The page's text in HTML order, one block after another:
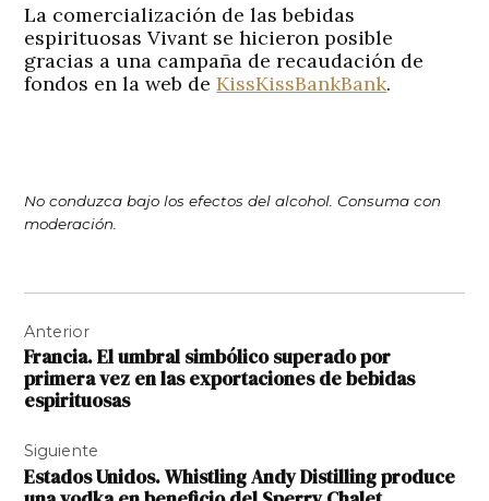
La comercialización de las bebidas
espirituosas Vivant se hicieron posible
gracias a una campaña de recaudación de
fondos en la web deKissKissBankBank.
No conduzca bajo los efectos del alcohol. Consuma con
moderación.
de
entradas
Anterior
Francia. El umbral simbólico superado por
primera vez en las exportaciones de bebidas
espirituosas
Siguiente
Estados Unidos. Whistling Andy Distilling produce